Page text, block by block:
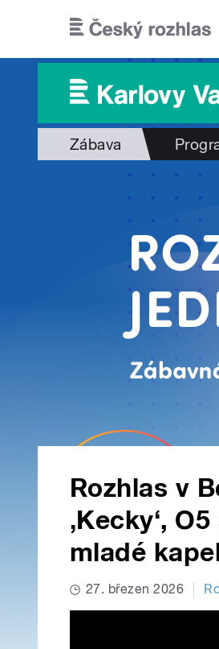
Zábava
Rozhlas v
‚Kecky‘,
mladé
27. březen 2026